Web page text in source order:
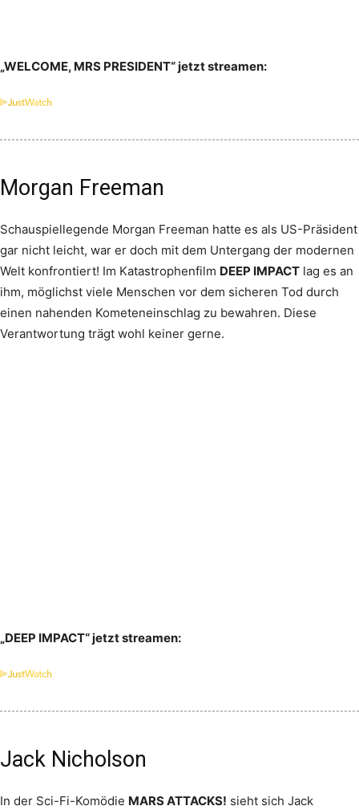
„WELCOME, MRS PRESIDENT“ jetzt streamen:
Morgan Freeman
Schauspiellegende Morgan Freeman hatte es als US-Präsident
gar nicht leicht, war er doch mit dem Untergang der modernen
Welt konfrontiert! Im Katastrophenfilm DEEP IMPACT lag es an
ihm, möglichst viele Menschen vor dem sicheren Tod durch
einen nahenden Kometeneinschlag zu bewahren. Diese
Verantwortung trägt wohl keiner gerne.
„DEEP IMPACT“ jetzt streamen:
Jack Nicholson
In der Sci-Fi-Komödie MARS ATTACKS! sieht sich Jack